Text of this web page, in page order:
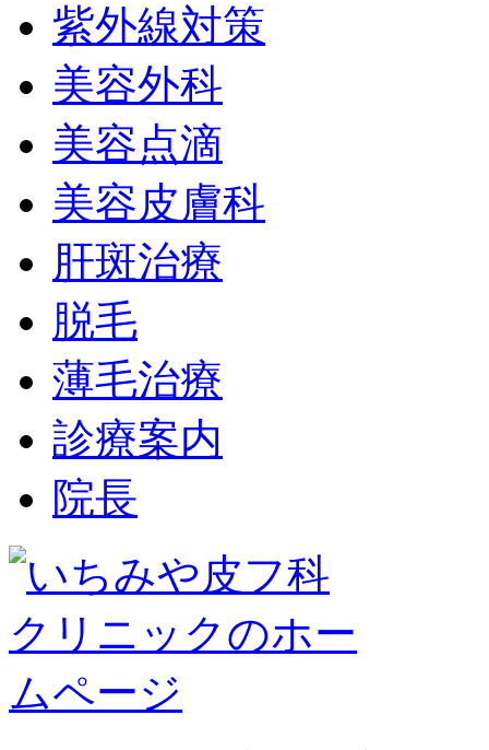
紫外線対策
美容外科
美容点滴
美容皮膚科
肝斑治療
脱毛
薄毛治療
診療案内
院長